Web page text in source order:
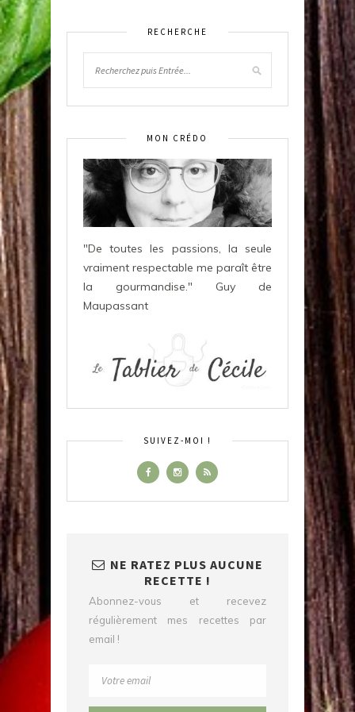
RECHERCHE
MON CRÉDO
"De toutes les passions, la seule
vraiment respectable me paraît être
la gourmandise." Guy de
Maupassant
SUIVEZ-MOI !
NE RATEZ PLUS AUCUNE
RECETTE !
Abonnez-vous et recevez
régulièrement mes recettes par
email !